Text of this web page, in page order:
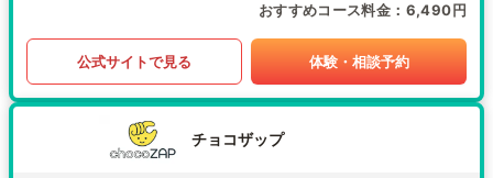
おすすめコース料金 6,490円
公式サイトで見る 体験・相談予約
チョコザップ